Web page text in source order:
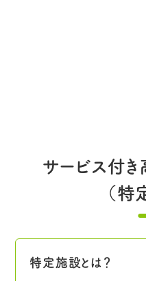
サービス付
（特
特定施設とは？